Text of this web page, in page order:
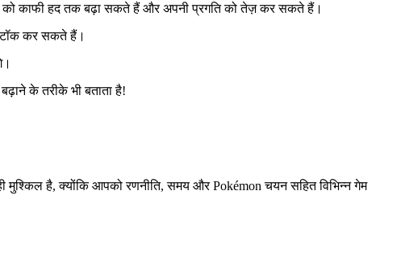
को काफी हद तक बढ़ा सकते हैं और अपनी प्रगति को तेज़ कर सकते हैं।
कर सकते हैं।
के तरीके भी बताता है!
मुश्किल है, क्योंकि आपको रणनीति, समय और Pokémon चयन सहित विभिन्न गेम